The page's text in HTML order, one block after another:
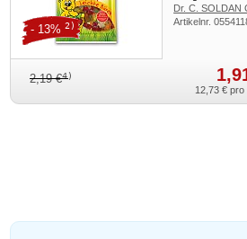
Dr. C. SOLDAN
Artikelnr.
2,19 €4)
- 13% 2)
12,73 € pro